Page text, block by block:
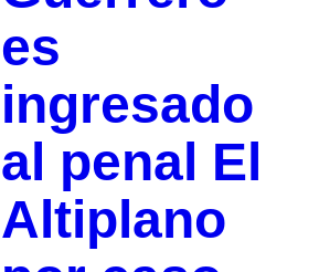
es
ingresado
al penal El
Altiplano